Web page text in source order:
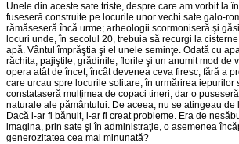
Unele din aceste sate triste, despre care am vorbit la
fuseseră construite pe locurile unor vechi sate galo-
rămăseseră încă urme; arheologii scormoniseră şi
locuri unde, în secolul 20, trebuia să recurgi la
apă. Vântul împrăştia şi el unele seminţe. Odată cu
răchita, pajiştile, grădinile, florile şi un anumit mod de
opera atât de încet, încât devenea ceva firesc, fără a
care urcau spre locurile solitare, în urmărirea iepurilor
constataseră mulţimea de copaci tineri, dar o
naturale ale pământului. De aceea, nu se atingeau de
Dacă l-ar fi bănuit, i-ar fi creat probleme. Era de
imagina, prin sate şi în administraţie, o asemenea
generozitatea cea mai minunată?